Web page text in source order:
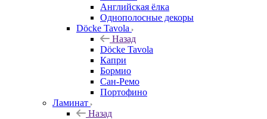
Английская ёлка
Однополосные декоры
Döcke Tavola
Назад
Döcke Tavola
Капри
Бормио
Сан-Ремо
Портофино
Ламинат
Назад